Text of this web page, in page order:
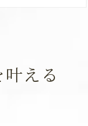
が最適な訳
目指すコツ
える